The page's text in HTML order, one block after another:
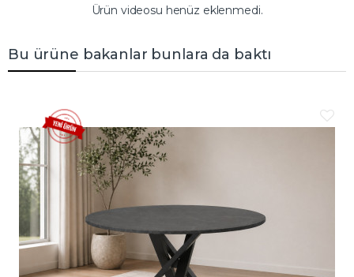
Ürün videosu henüz eklenmedi.
Bu ürüne bakanlar bunlara da baktı